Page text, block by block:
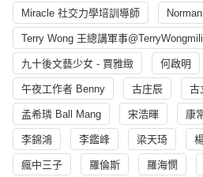
Miracle 社交力學培訓導師 Norman
Terry Wong 王總講軍事
九十後文藝少女 - 賈雅緻 何啟明
午夜工作者 Benny 古庄辰 古
孟希璘 Ball Mang 宋浩暉 康
李錦鴻 李鑑峰 梁天琦
瘋中三子 羅倫斯 羅海憫